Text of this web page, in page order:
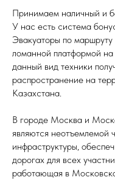
Принимаем наличный и
У нас есть система
Эвакуаторы по
ломанной платформой
данный вид техники
распространение на
Казахстана.
В городе Москва и
являются неотъемлемой
инфраструктуры,
дорогах для всех
работающая в